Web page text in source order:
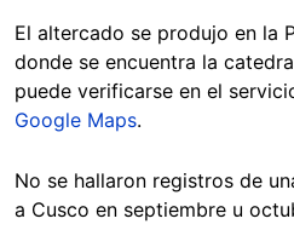
El altercado se produjo en la
donde se encuentra la
puede verificarse en el
Google Maps.
No se hallaron registros de
a Cusco en septiembre u